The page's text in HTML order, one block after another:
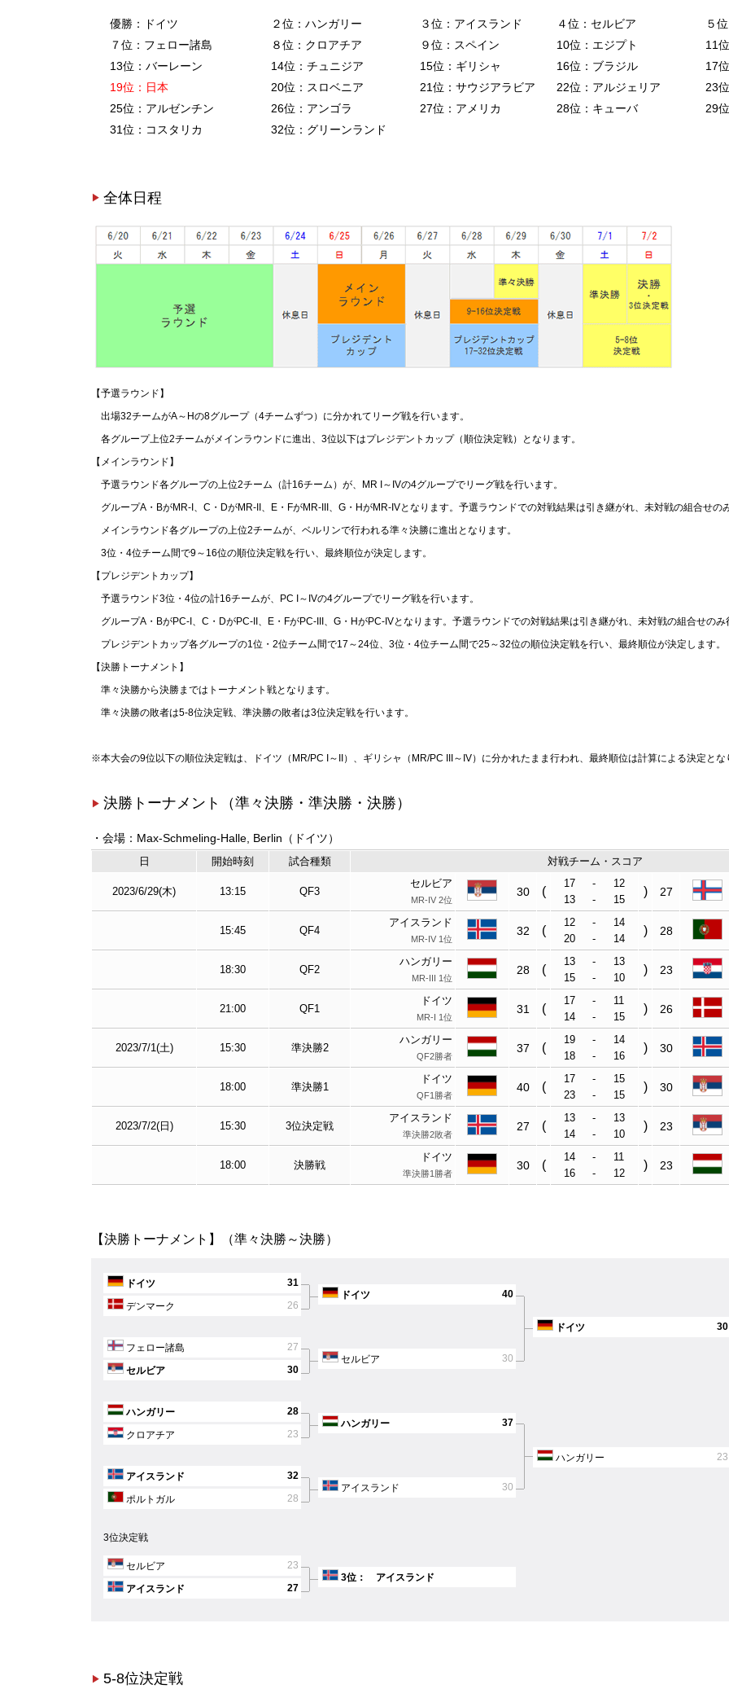
優勝：ドイツ ２位：ハンガリー ３位：アイスランド ４位：セルビア ５
７位：フェロー諸島
８位：クロアチア ９位：スペイン 10位：エジプト 11
13位：バーレーン
14位：チュニジア 15位：ギリシャ 16位：ブラジル 17
19位：日本
20位：スロベニア 21位：サウジアラビア 22位：アルジェリア 23
25位：アルゼンチン
26位：アンゴラ 27位：アメリカ 28位：キューバ 29
31位：コスタリカ
32位：グリーンランド
全体日程
【予選ラウンド】
出場32チームがA～Hの8グループ（4チームずつ）に分かれてリーグ戦を行います。
各グループ上位2チームがメインラウンドに進出、3位以下はプレジデントカップ（順位決定戦）となります。
【メインラウンド】
予選ラウンド各グループの上位2チーム（計16チーム）が、MR I～IVの4グループでリーグ戦を行います。
グループA・BがMR-I、C・DがMR-II、E・FがMR-III、G・HがMR-IVとなります。予選ラウンドでの対戦結果は引き継がれ、未対戦の組合せの
メインラウンド各グループの上位2チームが、ベルリンで行われる準々決勝に進出となります。
3位・4位チーム間で9～16位の順位決定戦を行い、最終順位が決定します。
【プレジデントカップ】
予選ラウンド3位・4位の計16チームが、PC I～IVの4グループでリーグ戦を行います。
グループA・BがPC-I、C・DがPC-II、E・FがPC-III、G・HがPC-IVとなります。予選ラウンドでの対戦結果は引き継がれ、未対戦の組合せのみ
プレジデントカップ各グループの1位・2位チーム間で17～24位、3位・4位チーム間で25～32位の順位決定戦を行い、最終順位が決定します。
【決勝トーナメント】
準々決勝から決勝まではトーナメント戦となります。
準々決勝の敗者は5-8位決定戦、準決勝の敗者は3位決定戦を行います。
※本大会の9位以下の順位決定戦は、ドイツ（MR/PC I～II）、ギリシャ（MR/PC III～IV）に分かれたまま行われ、最終順位は計算による決定とな
決勝トーナメント（準々決勝・準決勝・決勝）
・会場：Max-Schmeling-Halle, Berlin（ドイツ）
日 開始時刻 試合種類 対戦チーム・スコア
2023/6/29(木) 13:15 QF3
セルビア
MR-IV 2位
30 (
17 -
12
13
- 15
) 27
15:45 QF4
アイスランド
MR-IV 1位
32 (
12 -
14
20
- 14
) 28
18:30 QF2
ハンガリー
MR-III 1位
28 (
13 -
13
15
- 10
) 23
21:00 QF1
ドイツ
MR-I 1位
31 (
17 -
11
14
- 15
) 26
2023/7/1(土) 15:30 準決勝2
ハンガリー
QF2勝者
37 (
19 -
14
18
- 16
) 30
18:00 準決勝1
ドイツ
QF1勝者
40 (
17 -
15
23
- 15
) 30
2023/7/2(日) 15:30 3位決定戦
アイスランド
準決勝2敗者
27 (
13 -
13
14
- 10
) 23
18:00 決勝戦
ドイツ
準決勝1勝者
30 (
14 -
11
16
- 12
) 23
【決勝トーナメント】（準々決勝～決勝）
ドイツ 31
デンマーク 26
フェロー諸島 27
セルビア 30
ハンガリー 28
クロアチア 23
アイスランド 32
ポルトガル 28
ドイツ 40
セルビア 30
ハンガリー 37
アイスランド 30
ドイツ 30
ハンガリー 23
3位決定戦
セルビア 23
アイスランド 27
3位： アイスランド
5-8位決定戦